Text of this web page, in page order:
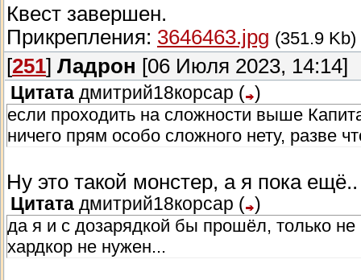
Квест завершен.
Прикрепления: 3646463.jpg (351.9 Kb)
[251] Ладрон [06 Июля 2023, 14:14]
Цитата дмитрий18корсар ( )
если проходить на сложности выше
ничего прям особо сложного нету, разве
Ну это такой монстер, а я пока
Цитата дмитрий18корсар ( )
да я и с дозарядкой бы прошёл, только
хардкор не нужен...